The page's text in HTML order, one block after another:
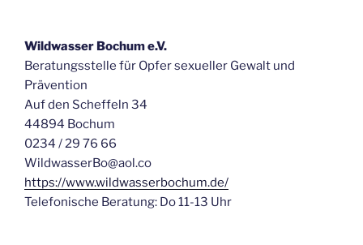
Wildwasser Bochum e.V.
Beratungsstelle für Opfer sexueller Gewalt und
Prävention
Auf den Scheffeln 34
44894 Bochum
0234 / 29 76 66
WildwasserBo@aol.co
https://www.wildwasserbochum.de/
Telefonische Beratung: Do 11-13 Uhr